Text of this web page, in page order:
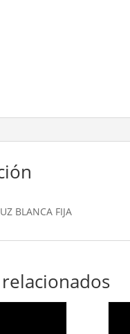
BLANCA FIJA